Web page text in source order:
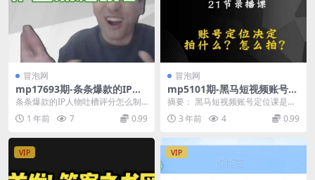
冒泡网
mp17693期-条条爆款的IP人
物吐槽评分怎么制作，AI画面
替换，声色克隆，全流程教学
条条爆款的IP人物吐槽评分怎么制
作，AI画面替换，声色克隆，全流
程教学 今天分享...
1 年前 7 0.99
冒泡网
mp5101期-黑马短视频账号定
位课，账号精准定位，带给您
最前沿的定位思路(深度解析短
视频创作，助您打造爆款账号)
摘要： 黑马短视频账号定位课是一
门专门针对短视频创作者的课程，
旨在帮助他们精准定...
3 年前 4 0.99
VIP VIP